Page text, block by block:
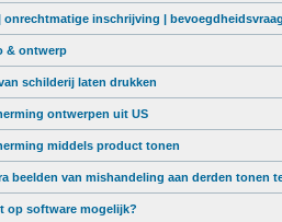
onrechtmatige inschrijving |
& ontwerp
schilderij laten drukken
ontwerpen uit US
middels product tonen
beelden van mishandeling aan derden tonen
op software mogelijk?